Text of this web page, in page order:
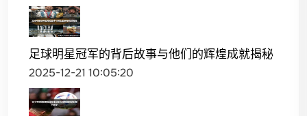
足球明星冠军的背后故事与他们的辉煌成就揭秘
2025-12-21 10:05:20